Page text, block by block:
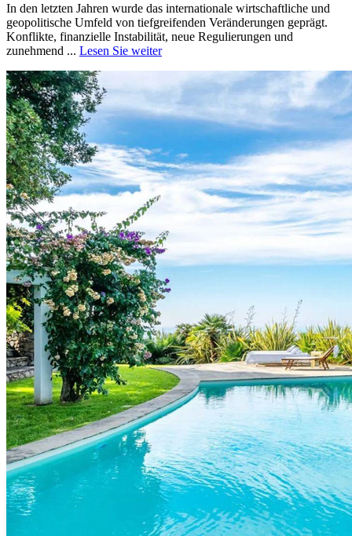
In den letzten Jahren wurde das internationale wirtschaftliche und
geopolitische Umfeld von tiefgreifenden Veränderungen geprägt.
Konflikte, finanzielle Instabilität, neue Regulierungen und
zunehmend ... Lesen Sie weiter